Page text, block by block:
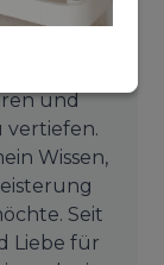
und
vertiefen.
Wissen,
Seit
Liebe für